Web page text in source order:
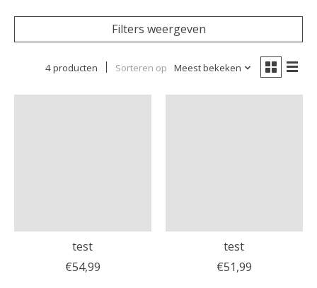
Filters weergeven
4 producten Sorteren op Meest bekeken
test
€54,99
test
€51,99